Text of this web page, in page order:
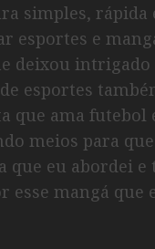
simples, rápida
esportes e
deixou intrigado
esportes
que ama futebol
meios para
que eu abordei e
esse mangá que